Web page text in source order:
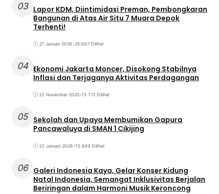
03 Lapor KDM, Diintimidasi Preman, Pembongkaran
Bangunan di Atas Air Situ 7 Muara Depok
Terhenti!
27 Januari 2026•25.687 Dilihat
04 Ekonomi Jakarta Moncer, Disokong Stabilnya
Inflasi dan Terjaganya Aktivitas Perdagangan
23 November 2025•13.772 Dilihat
05 Sekolah dan Upaya Membumikan Gapura
Pancawaluya di SMAN 1 Cikijing
23 Januari 2026•13.669 Dilihat
06 Galeri Indonesia Kaya, Gelar Konser Kidung
Natal Indonesia, Semangat Inklusivitas Berjalan
Beriringan dalam Harmoni Musik Keroncong